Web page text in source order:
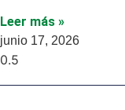
Leer más »
junio 17, 2026